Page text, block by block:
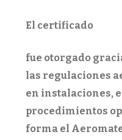
El certificado
fue otorgado
las regulaciones
en instalaciones,
procedimientos
forma el